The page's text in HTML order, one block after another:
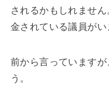
されるかもしれませ
金されている議員がい
前から言っています
う。